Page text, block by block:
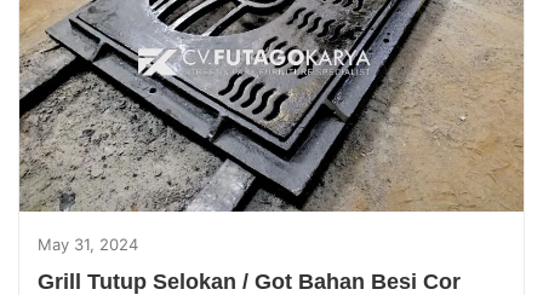
May 31, 2024
Grill Tutup Selokan / Got Bahan Besi Cor